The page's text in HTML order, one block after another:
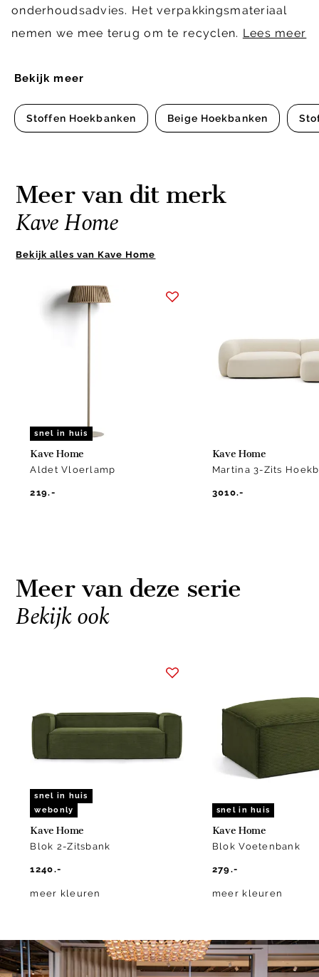
Bekijk meer
Stoffen Hoekbanken Beige Hoekbanken
onderhoudsadvies. Het verpakkingsmateriaal
nemen we mee terug om te recyclen. Lees meer
Meer van dit merk
Kave Home
Bekijk alles van Kave Home
snel in huis
Kave Home
Aldet Vloerlamp
219.-
Kave Home
Martina 3-Zits
3010.-
Meer van deze serie
Bekijk ook
snel in huis
webonly
Kave Home
Blok 2-Zitsbank
1240.-
meer kleuren
snel in huis
Kave Home
Blok Voetenbank
279.-
meer kleuren